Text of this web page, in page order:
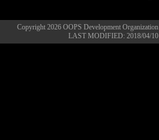
Copyright 2026 OOPS Development Organization
LAST MODIFIED: 2018/04/10